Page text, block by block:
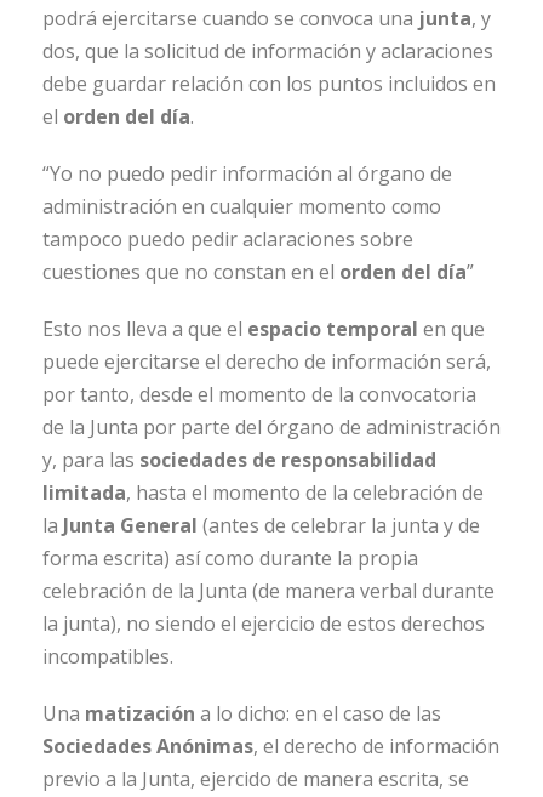
podrá ejercitarse cuando se convoca una junta, y
dos, que la solicitud de información y aclaraciones
debe guardar relación con los puntos incluidos en
el orden del día.
“Yo no puedo pedir información al órgano de
administración en cualquier momento como
tampoco puedo pedir aclaraciones sobre
cuestiones que no constan en el orden del día”
Esto nos lleva a que el espacio temporal en que
puede ejercitarse el derecho de información será,
por tanto, desde el momento de la convocatoria
de la Junta por parte del órgano de administración
y, para las sociedades de responsabilidad
limitada, hasta el momento de la celebración de
la Junta General (antes de celebrar la junta y de
forma escrita) así como durante la propia
celebración de la Junta (de manera verbal durante
la junta), no siendo el ejercicio de estos derechos
incompatibles.
Una matización a lo dicho: en el caso de las
Sociedades Anónimas, el derecho de información
previo a la Junta, ejercido de manera escrita, se